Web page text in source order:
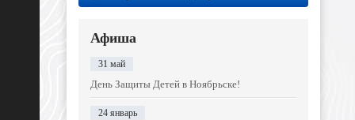
Афиша
31 май
День Защиты Детей в Ноябрьске!
24 январь